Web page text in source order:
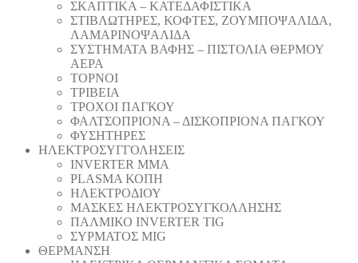
ΣΚΑΠΤΙΚΑ – ΚΑΤΕΔΑΦΙΣΤΙΚΑ
ΣΤΙΒΛΩΤΗΡΕΣ, ΚΟΦΤΕΣ, ΖΟΥΜΠΟΨΑΛΙΔΑ,
ΛΑΜΑΡΙΝΟΨΑΛΙΔΑ
ΣΥΣΤΗΜΑΤΑ ΒΑΦΗΣ – ΠΙΣΤΟΛΙΑ ΘΕΡΜΟΥ
ΑΕΡΑ
ΤΟΡΝΟΙ
ΤΡΙΒΕΙΑ
ΤΡΟΧΟΙ ΠΑΓΚΟΥ
ΦΑΛΤΣΟΠΡΙΟΝΑ – ΔΙΣΚΟΠΡΙΟΝΑ ΠΑΓΚΟΥ
ΦΥΣΗΤΗΡΕΣ
ΗΛΕΚΤΡΟΣΥΓΓΟΛΗΣΕΙΣ
INVERTER MMA
PLASMA ΚΟΠΗ
ΗΛΕΚΤΡΟΔΙΟΥ
ΜΑΣΚΕΣ ΗΛΕΚΤΡΟΣΥΓΚΟΛΛΗΣΗΣ
ΠΑΛΜΙΚΟ INVERTER TIG
ΣΥΡΜΑΤΟΣ MIG
ΘΕΡΜΑΝΣΗ